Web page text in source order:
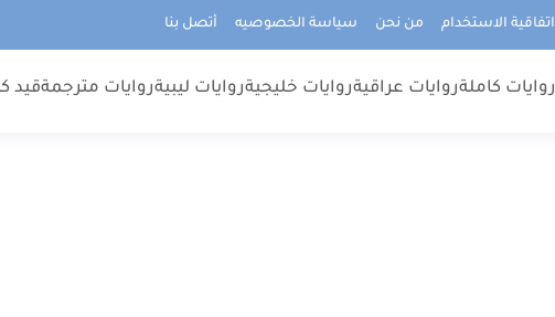
اتفاقية الاستخدام من نحن سياسة الخصوصيه أتصل بنا
روايات كاملةروايات عراقيةروايات خليجيةروايات ليبيةروايات مترجمةقيد